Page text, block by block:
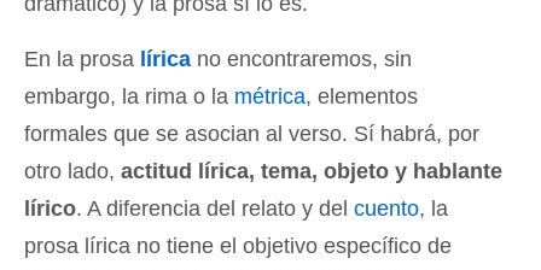
En la prosa lírica no encontraremos, sin
embargo, la rima o la métrica, elementos
formales que se asocian al verso. Sí habrá, por
otro lado, actitud lírica, tema, objeto y hablante
lírico. A diferencia del relato y del cuento, la
prosa lírica no tiene el objetivo específico de